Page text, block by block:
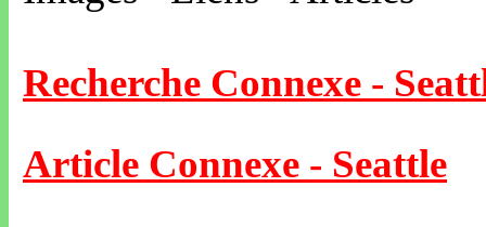
Recherche Connexe -
Article Connexe - Seattle